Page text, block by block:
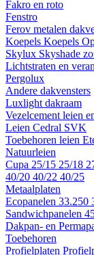
Fakro en roto
Fenstro
Ferov metalen
Koepels Koepels
Skylux Skyshade
Lichtstraten en
Pergolux
Andere dakvensters
Luxlight dakraam
Vezelcement leien
Leien Cedral SVK
Toebehoren leien
Natuurleien
Cupa 25/15 25/18
40/20 40/22 40/25
Metaalplaten
Ecopanelen 33.250
Sandwichpanelen
Dakpan- en
Toebehoren
Profielplaten